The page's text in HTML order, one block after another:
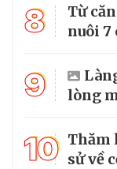
8
Từ
nuôi 7
9
lòng
10 Thăm
sử về